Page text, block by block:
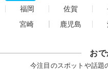
福岡
佐賀
宮崎
鹿児島
お
今注目のスポットや話題